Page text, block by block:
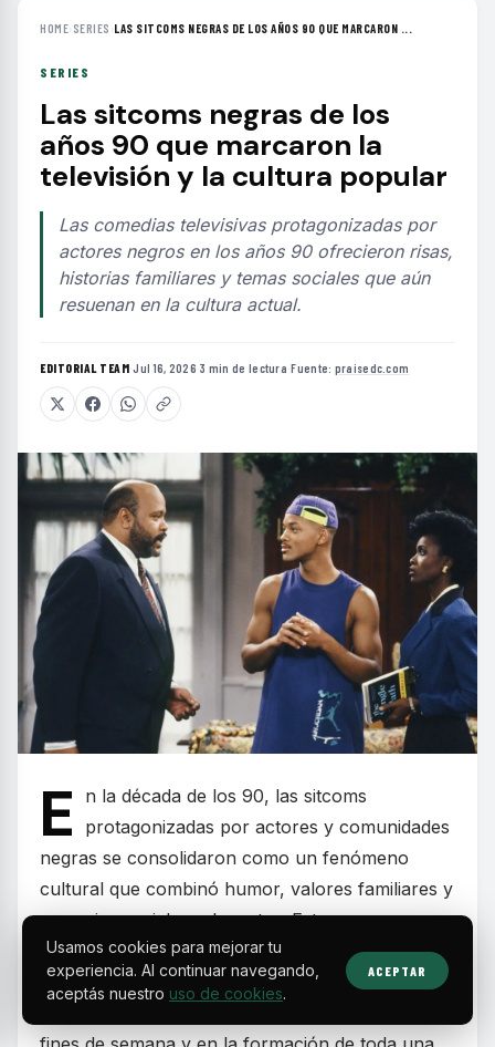
HOME› SERIES ›LAS SITCOMS NEGRAS DE LOS AÑOS 90 QUE MARCARON ...
SERIES
Las sitcoms negras de los
años 90 que marcaron la
televisión y la cultura popular
Las comedias televisivas protagonizadas por
actores negros en los años 90 ofrecieron risas,
historias familiares y temas sociales que aún
resuenan en la cultura actual.
EDITORIAL TEAM·Jul 16, 2026·3 min de lectura·Fuente: praisedc.com
E
n la década de los 90, las sitcoms
protagonizadas por actores y comunidades
negras se consolidaron como un fenómeno
cultural que combinó humor, valores familiares y
mensajes sociales relevantes. Estos programas
dejaron huella por retratar realidades cotidianas
con carisma y autenticidad, convirtiéndose en
Usamos cookies para mejorar tu
experiencia. Al continuar navegando,
aceptás nuestro uso de cookies.
ACEPTAR